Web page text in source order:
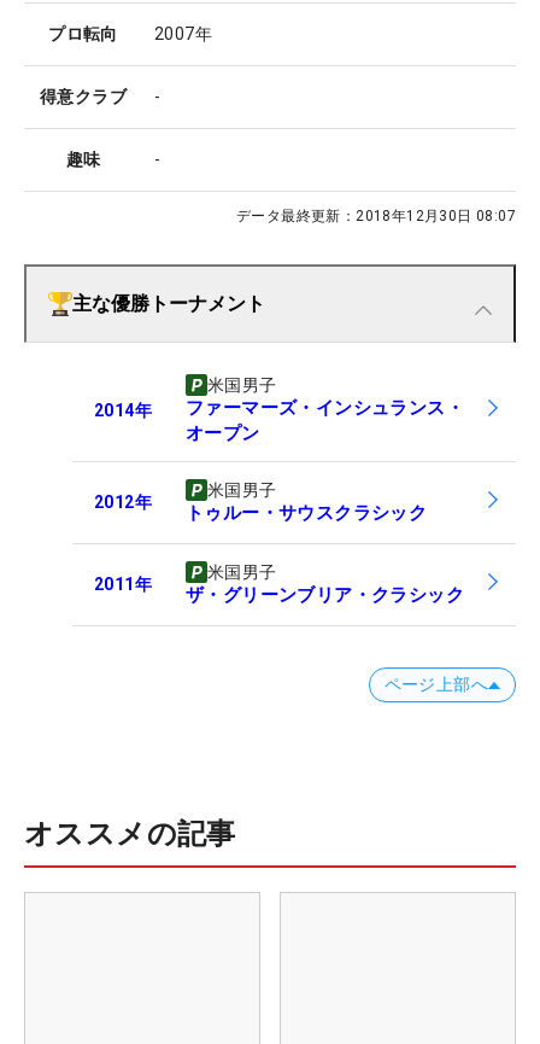
プロ転向 2007年
得意クラブ -
趣味 -
データ最終更新：2018年12月30日 08:07
主な優勝トーナメント
2014年
米国男子
ファーマーズ・インシュランス・
オープン
2012年
米国男子
トゥルー・サウスクラシック
2011年
米国男子
ザ・グリーンブリア・クラシック
ページ上部へ
オススメの記事